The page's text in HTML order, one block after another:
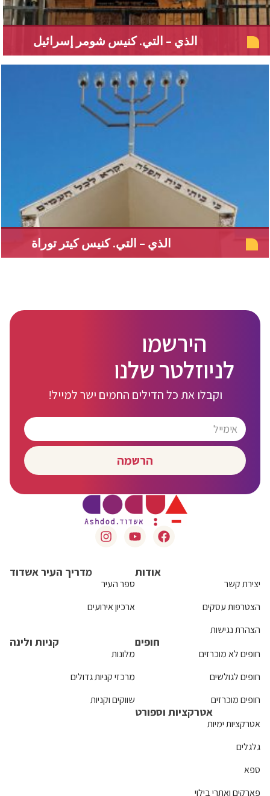
الذي – التي. كنيس شومر إسرائيل
الذي – التي. كنيس كيتر توراة
הירשמו
לניוזלטר שלנו
וקבלו את כל הדילים החמים ישר למייל!
הרשמה
אודות
יצירת קשר
הצטרפות עסקים
הצהרת נגישות
מדריך העיר אשדוד
ספר העיר
ארכיון אירועים
חופים
חופים לא מוכרזים
חופים לגולשים
חופים מוכרזים
קניות ולינה
מלונות
מרכזי קניות גדולים
שווקים וקניות
אטרקציות וספורט
אטרקציות ימיות
גלגלים
ספא
פארקים ואתרי בילוי